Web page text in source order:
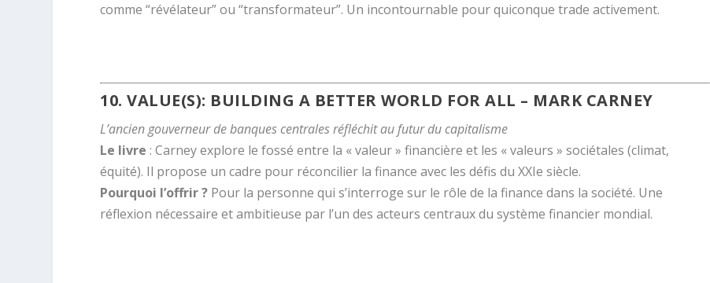
comme “révélateur” ou “transformateur”. Un incontournable pour quiconque trade activement.
10.VALUE(S): BUILDING A BETTER WORLD FOR ALL – MARK CARNEY
L’ancien gouverneur de banques centrales réfléchit au futur du capitalisme
Le livre : Carney explore le fossé entre la « valeur » financière et les « valeurs » sociétales (climat,
équité). Il propose un cadre pour réconcilier la finance avec les défis du XXIe siècle.
Pourquoi l’offrir ? Pour la personne qui s’interroge sur le rôle de la finance dans la société. Une
réflexion nécessaire et ambitieuse par l’un des acteurs centraux du système financier mondial.